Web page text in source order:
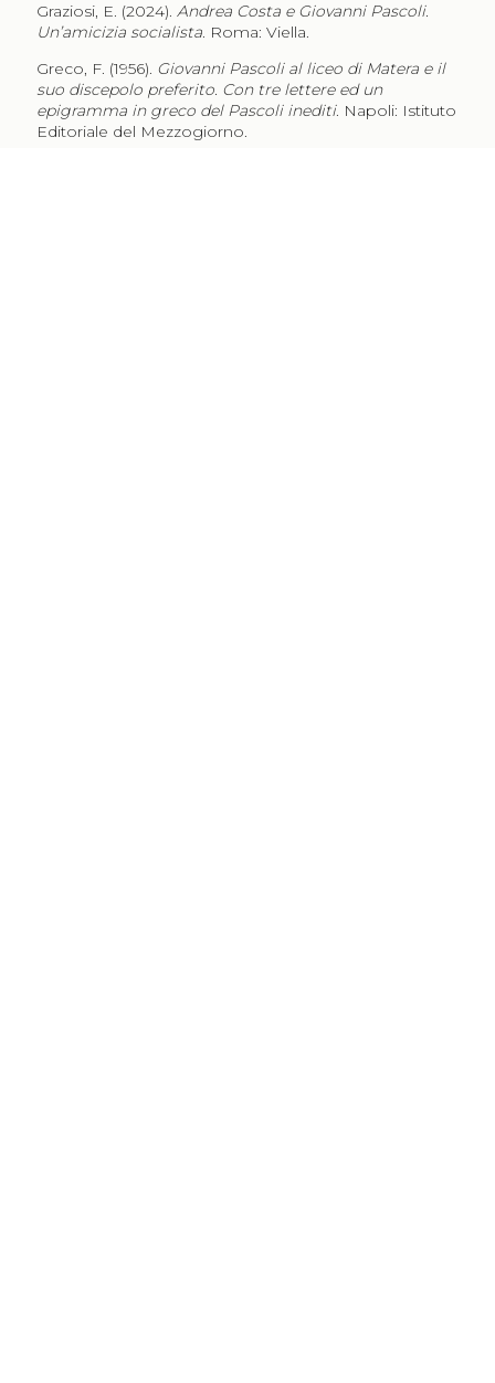
Graziosi, E. (2024). Andrea Costa e Giovanni Pascoli.
Un’amicizia socialista. Roma: Viella.
Greco, F. (1956). Giovanni Pascoli al liceo di Matera e il
suo discepolo preferito. Con tre lettere ed un
epigramma in greco del Pascoli inediti. Napoli: Istituto
Editoriale del Mezzogiorno.